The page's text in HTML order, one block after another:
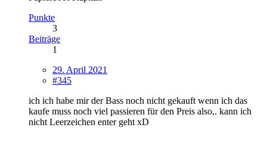
Punkte
3
Beiträge
1
29. April 2021
#345
ich ich habe mir der Bass noch nicht gekauft wenn ich das
kaufe muss noch viel passieren für den Preis also,. kann ich
nicht Leerzeichen enter geht xD